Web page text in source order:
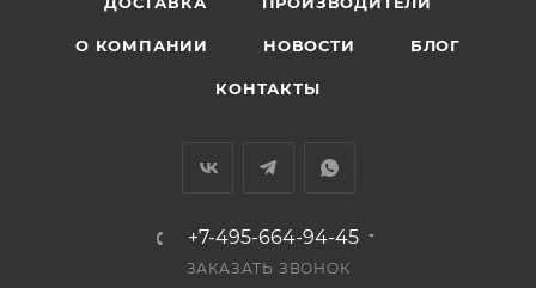
О КОМПАНИИ НОВОСТИ БЛОГ
КОНТАКТЫ
+7-495-664-94-45
ЗАКАЗАТЬ ЗВОНОК